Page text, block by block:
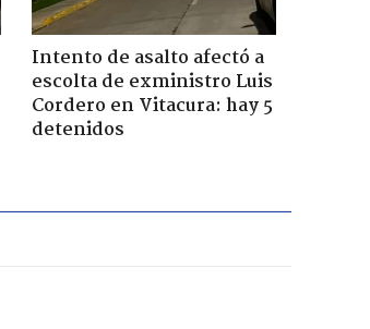
Intento de asalto afectó a
escolta de exministro Luis
Cordero en Vitacura: hay 5
detenidos